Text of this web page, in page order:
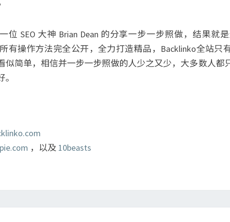
位 SEO 大神 Brian Dean 的分享一步一步照做，结果就
所有操作方法完全公开，全力打造精品，Backlinko全站只
似简单，相信并一步一步照做的人少之又少，大多数人都
，以及 10beasts